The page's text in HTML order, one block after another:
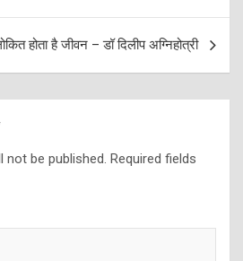
होता है जीवन – डॉ दिलीप अग्निहोत्री
not be published. Required fields